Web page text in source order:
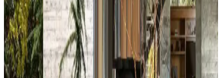
koşullarında test edilmelidir.
Kahvaltı Köşeleri İçin Sandalye Seçenekleri ve
Dekorasyon İpuçları
Kahvaltı köşelerinde ahşap ve sentetik deri sandalyeler, dayanıklılık
ve temizlik kolaylığı sunar. Minder ve özel tasarım halılarla konfor
ve estetik dengelenir, mekanın atmosferi güçlenir.